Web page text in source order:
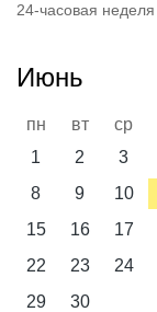
24-часовая неделя
Июнь
пн вт ср
1
2 3
8
9 10
15
16 17
22
23 24
29
30